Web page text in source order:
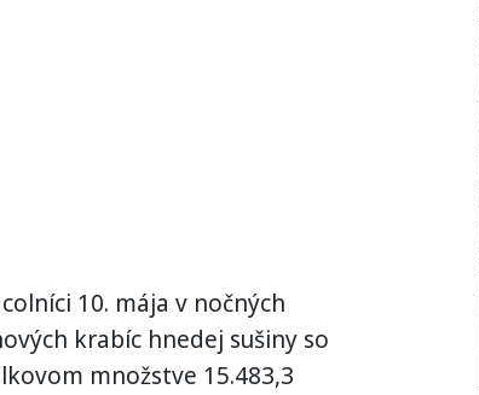
10. mája v nočných
krabíc hnedej sušiny so
množstve 15.483,3